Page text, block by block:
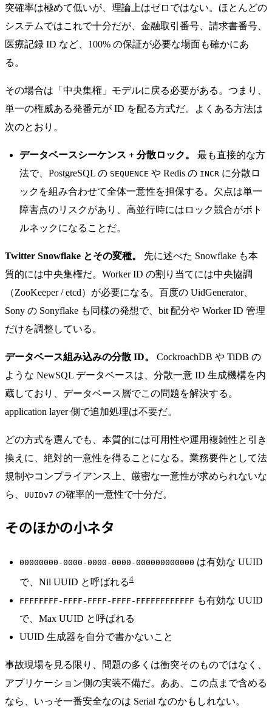
突確率は極めて低いが、理論上はゼロではない。ほとんどの
システムではこれで十分だが、金融取引番号、請求書番号、
医療記録 ID など、100% の保証が必要な場面も確かにあ
る。
その場合は「中央集権」モデルに戻る必要がある。つまり、
単一の権威ある発番元が ID を配る方式だ。よくある方法は
次のとおり。
データベースシーケンス + 分散ロック。
最も直接的な方
法で、PostgreSQL の SEQUENCE や Redis の INCR に分散ロ
ックを組み合わせて全体一意性を担保する。欠点は単一
障害点のリスクがあり、高並行時にはロック競合がボト
ルネックになることだ。
Twitter Snowflake とその変種。
先に述べた Snowflake も本
質的には中央集権だ。Worker ID の割り当てには中央協調
（ZooKeeper / etcd）が必要になる。百度の UidGenerator、
Sony の Sonyflake も同様の発想で、bit 配分や Worker ID 管理
だけを調整している。
データベース組み込みの分散 ID。
CockroachDB や TiDB の
ような NewSQL データベースは、分散一意 ID 生成機構を内
蔵しており、データベース層でこの問題を解決する。
application layer 側で追加処理は不要だ。
どの方式を選んでも、本質的には可用性や運用複雑性と引き
換えに、絶対的一意性を得ることになる。業務要件として法
規制やコンプライアンス上、厳密な一意性が求められないな
ら、
UUIDv7 の確率的一意性で十分だ。
そのほかの小ネタ
00000000-0000-0000-0000-000000000000 は有効な UUID
で、Nil UUID と呼ばれる4
FFFFFFFF-FFFF-FFFF-FFFF-FFFFFFFFFFFF も有効な UUID
で、Max UUID と呼ばれる
UUID 生成器を自分で書かないこと
事故現場を見る限り、問題の多くは衝突そのものではなく、
アプリケーション側の実装不備だ。ああ、この点まで含める
なら、いっそ一番安全なのは Serial なのかもしれない。